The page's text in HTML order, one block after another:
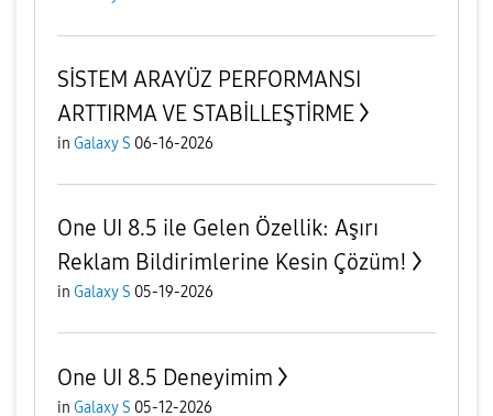
SİSTEM ARAYÜZ PERFORMANSI
ARTTIRMA VE STABİLLEŞTİRME
in Galaxy S 06-16-2026
One UI 8.5 ile Gelen Özellik: Aşırı
Reklam Bildirimlerine Kesin Çözüm!
in Galaxy S 05-19-2026
One UI 8.5 Deneyimim
in Galaxy S 05-12-2026